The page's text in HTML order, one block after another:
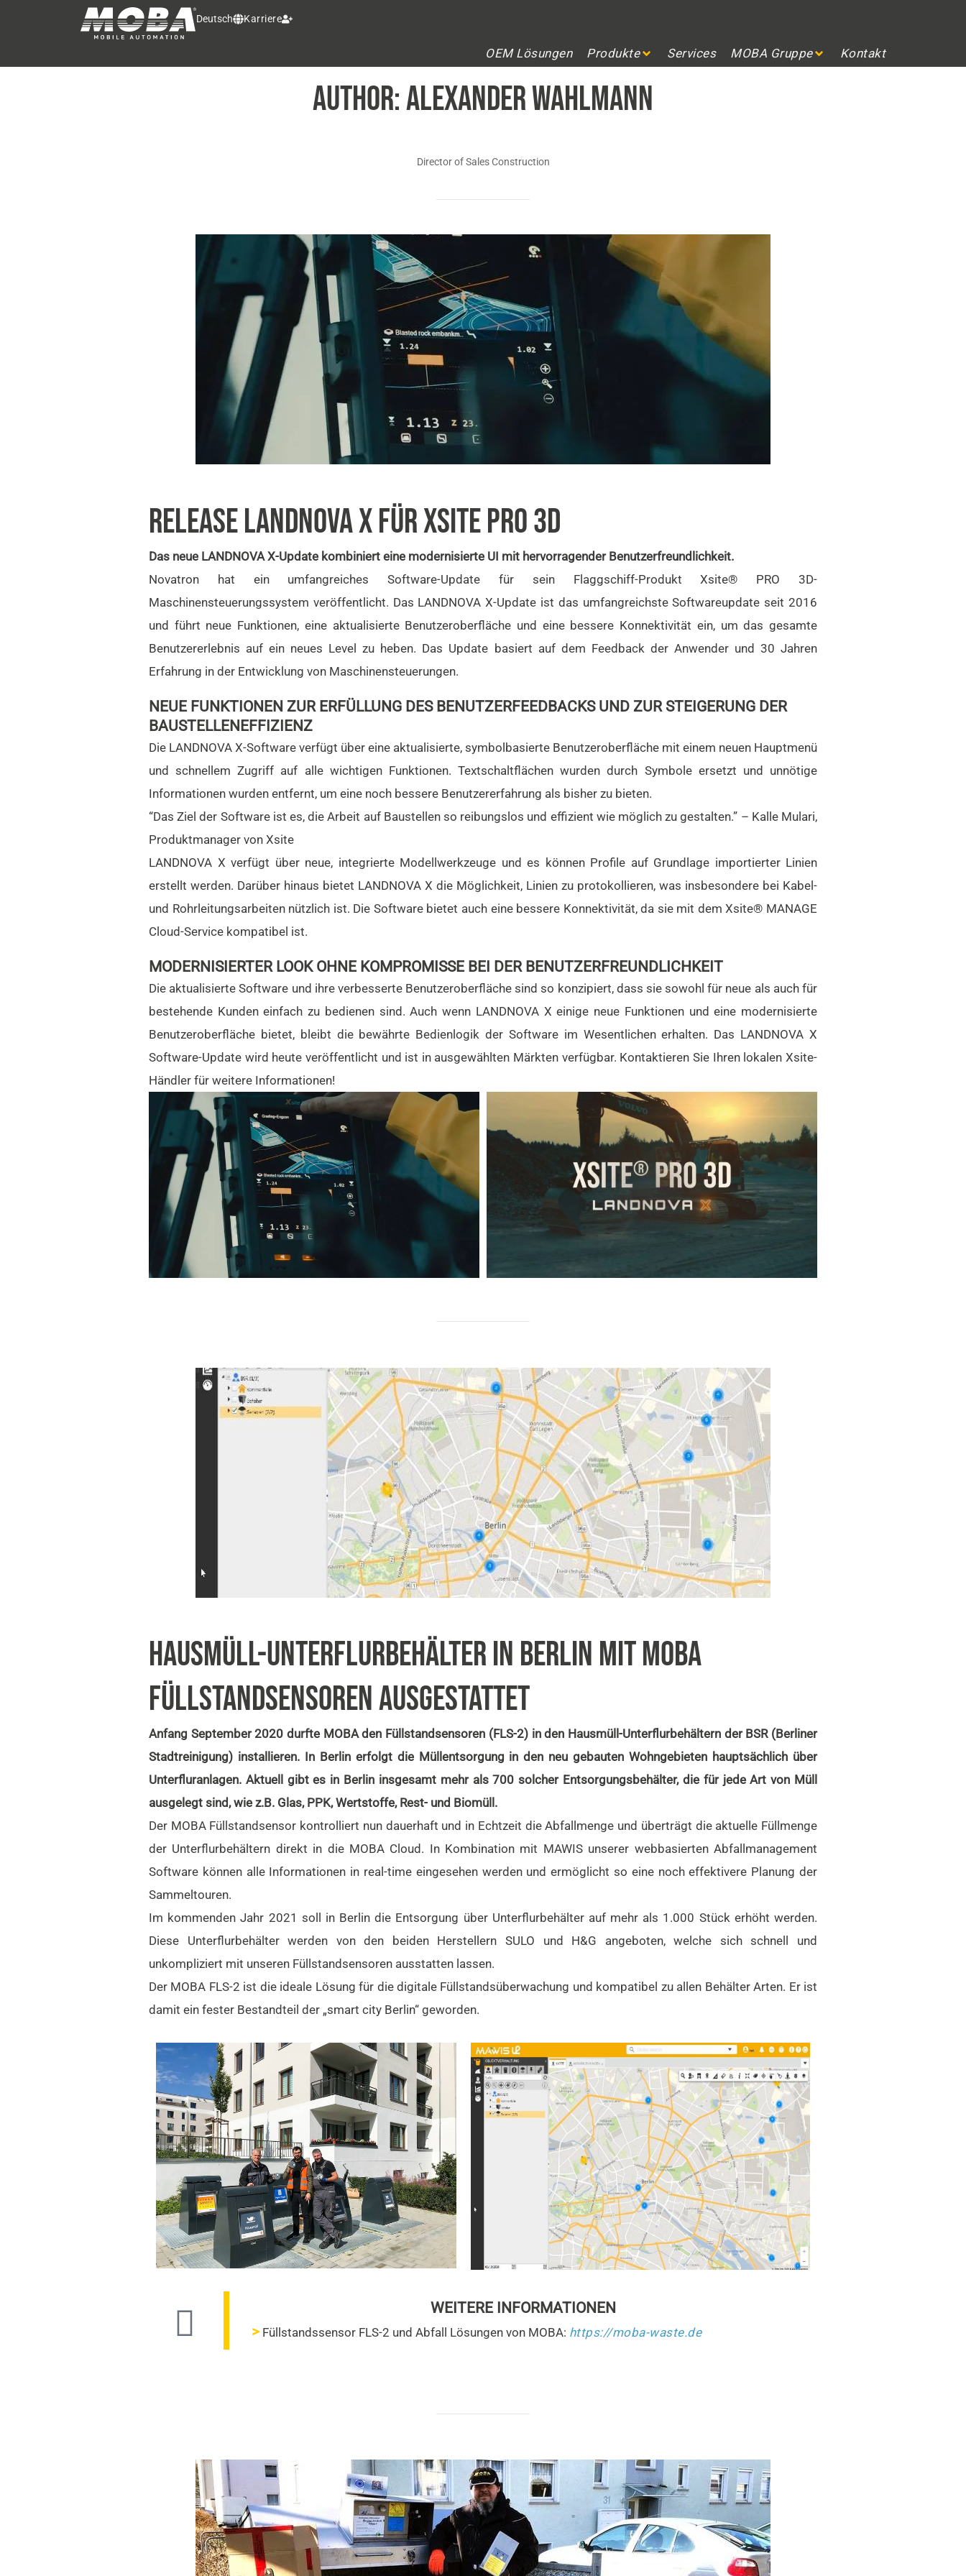
Deutsch Karriere
OEM Lösungen Produkte Services MOBA Gruppe Kontakt
AUTHOR:Alexander Wahlmann
Director of Sales Construction
RELEASE LANDNOVA X FÜR XSITE PRO 3D
Das neue LANDNOVA X-Update kombiniert eine modernisierte UI mit hervorragender Benutzerfreundlichkeit.
Novatron hat ein umfangreiches Software-Update für sein Flaggschiff-Produkt Xsite® PRO 3D-
Maschinensteuerungssystem veröffentlicht. Das LANDNOVA X-Update ist das umfangreichste Softwareupdate seit 2016
und führt neue Funktionen, eine aktualisierte Benutzeroberfläche und eine bessere Konnektivität ein, um das gesamte
Benutzererlebnis auf ein neues Level zu heben. Das Update basiert auf dem Feedback der Anwender und 30 Jahren
Erfahrung in der Entwicklung von Maschinensteuerungen.
NEUE FUNKTIONEN ZUR ERFÜLLUNG DES BENUTZERFEEDBACKS UND ZUR STEIGERUNG DER
BAUSTELLENEFFIZIENZ
Die LANDNOVA X-Software verfügt über eine aktualisierte, symbolbasierte Benutzeroberfläche mit einem neuen Hauptmenü
und schnellem Zugriff auf alle wichtigen Funktionen. Textschaltflächen wurden durch Symbole ersetzt und unnötige
Informationen wurden entfernt, um eine noch bessere Benutzererfahrung als bisher zu bieten.
“Das Ziel der Software ist es, die Arbeit auf Baustellen so reibungslos und effizient wie möglich zu gestalten.” – Kalle Mulari,
Produktmanager von Xsite
LANDNOVA X verfügt über neue, integrierte Modellwerkzeuge und es können Profile auf Grundlage importierter Linien
erstellt werden. Darüber hinaus bietet LANDNOVA X die Möglichkeit, Linien zu protokollieren, was insbesondere bei Kabel-
und Rohrleitungsarbeiten nützlich ist. Die Software bietet auch eine bessere Konnektivität, da sie mit dem Xsite® MANAGE
Cloud-Service kompatibel ist.
MODERNISIERTER LOOK OHNE KOMPROMISSE BEI DER BENUTZERFREUNDLICHKEIT
Die aktualisierte Software und ihre verbesserte Benutzeroberfläche sind so konzipiert, dass sie sowohl für neue als auch für
bestehende Kunden einfach zu bedienen sind. Auch wenn LANDNOVA X einige neue Funktionen und eine modernisierte
Benutzeroberfläche bietet, bleibt die bewährte Bedienlogik der Software im Wesentlichen erhalten. Das LANDNOVA X
Software-Update wird heute veröffentlicht und ist in ausgewählten Märkten verfügbar. Kontaktieren Sie Ihren lokalen Xsite-
Händler für weitere Informationen!
HAUSMÜLL-UNTERFLURBEHÄLTER IN BERLIN MIT MOBA
FÜLLSTANDSENSOREN AUSGESTATTET
Anfang September 2020 durfte MOBA den Füllstandsensoren (FLS-2) in den Hausmüll-Unterflurbehältern der BSR (Berliner
Stadtreinigung) installieren. In Berlin erfolgt die Müllentsorgung in den neu gebauten Wohngebieten hauptsächlich über
Unterfluranlagen. Aktuell gibt es in Berlin insgesamt mehr als 700 solcher Entsorgungsbehälter, die für jede Art von Müll
ausgelegt sind, wie z.B. Glas, PPK, Wertstoffe, Rest- und Biomüll.
Der MOBA Füllstandsensor kontrolliert nun dauerhaft und in Echtzeit die Abfallmenge und überträgt die aktuelle Füllmenge
der Unterflurbehältern direkt in die MOBA Cloud. In Kombination mit MAWIS unserer webbasierten Abfallmanagement
Software können alle Informationen in real-time eingesehen werden und ermöglicht so eine noch effektivere Planung der
Sammeltouren.
Im kommenden Jahr 2021 soll in Berlin die Entsorgung über Unterflurbehälter auf mehr als 1.000 Stück erhöht werden.
Diese Unterflurbehälter werden von den beiden Herstellern SULO und H&G angeboten, welche sich schnell und
unkompliziert mit unseren Füllstandsensoren ausstatten lassen.
Der MOBA FLS-2 ist die ideale Lösung für die digitale Füllstandsüberwachung und kompatibel zu allen Behälter Arten. Er ist
damit ein fester Bestandteil der „smart city Berlin“ geworden.
WEITERE INFORMATIONEN
Füllstandssensor FLS-2 und Abfall Lösungen von MOBA: https://moba-waste.de